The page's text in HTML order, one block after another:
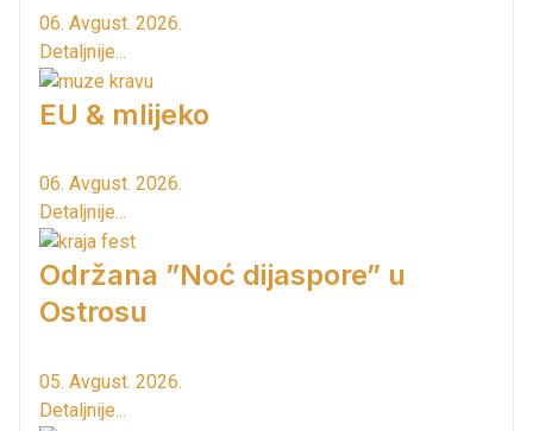
06. Avgust. 2026.
Detaljnije...
EU & mlijeko
06. Avgust. 2026.
Detaljnije...
Održana ”Noć dijaspore” u
Ostrosu
05. Avgust. 2026.
Detaljnije...